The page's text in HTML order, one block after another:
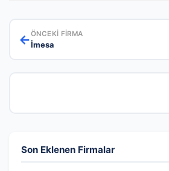
←ÖNCEKI FIRMA
İmesa
Son Eklenen Firmalar